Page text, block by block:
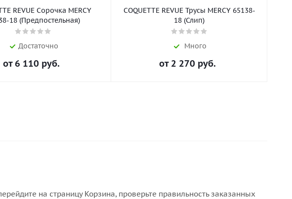
REVUE Сорочка MERCY
18 (Предпостельная)
Достаточно
от6 110 руб.
COQUETTE REVUE Трусы MERCY 65138-
18 (Слип)
Много
от 2 270 руб.
на страницу Корзина, проверьте правильность заказанных